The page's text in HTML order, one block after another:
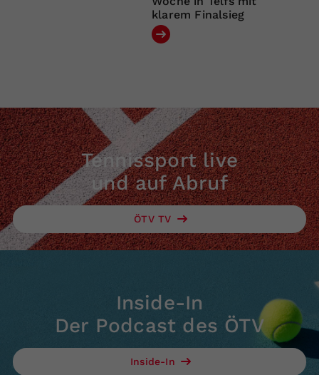
klarem Finalsieg
Tennissport live
und auf Abruf
ÖTV TV
Inside-In
Der Podcast des ÖTV
Inside-In